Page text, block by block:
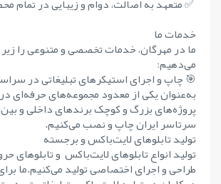
✅ متعهد به اصالت، دوام و زیبایی در تمام
خدمات ما
ما در مهرگان، خدمات تخصصی و متنوعی را
می‌دهیم:
🎯 چاپ و اجرای استیکرهای تبلیغاتی در
به‌عنوان یکی از معدود مجموعه‌های حرفه‌ای
پروژه‌های بزرگ و کوچک برندهای داخلی و
سرتاسر ایران چاپ و نصب می‌کنیم.
تولید تابلوهای لایت‌باکس و برجسته
تولید انواع تابلوهای لایت‌باکس و تابلوهای
طراحی و اجرای اختصاصی تولید می‌کنیم.ما